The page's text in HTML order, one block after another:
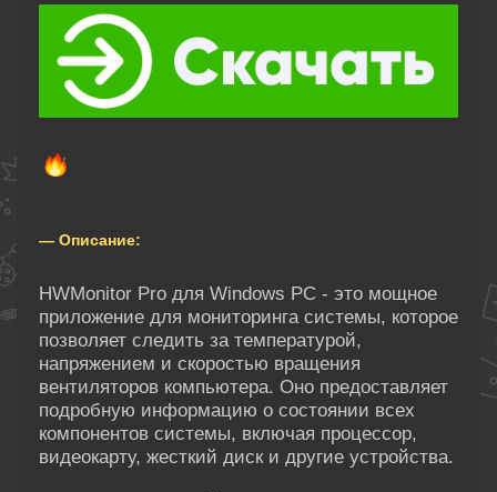
— Описание:
HWMonitor Pro для Windows PC - это мощное
приложение для мониторинга системы, которое
позволяет следить за температурой,
напряжением и скоростью вращения
вентиляторов компьютера. Оно предоставляет
подробную информацию о состоянии всех
компонентов системы, включая процессор,
видеокарту, жесткий диск и другие устройства.